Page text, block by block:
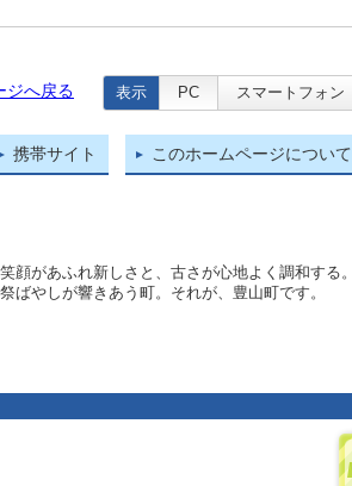
ジへ戻る 表示 PC スマートフォン
携帯サイト このホームページについて
顔があふれ新しさと、古さが心地よく調和する。
ばやしが響きあう町。それが、豊山町です。